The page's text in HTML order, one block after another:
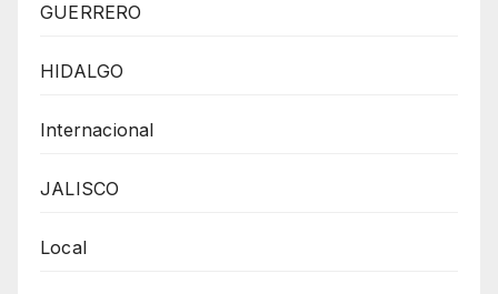
GUERRERO
HIDALGO
Internacional
JALISCO
Local